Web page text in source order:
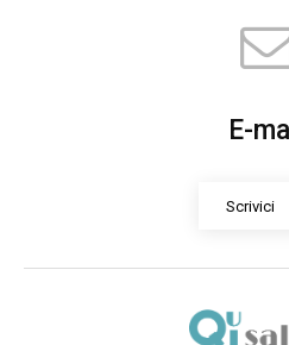
E-
Scrivici